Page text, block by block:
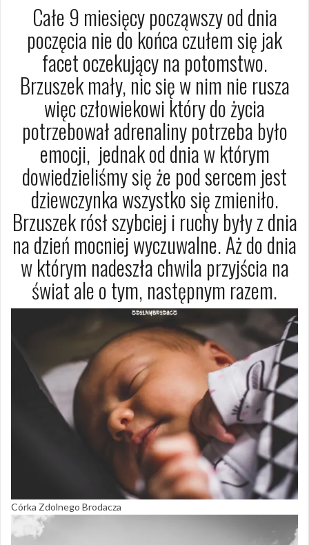
Całe 9 miesięcy począwszy od dnia
poczęcia nie do końca czułem się jak
facet oczekujący na potomstwo.
Brzuszek mały, nic się w nim nie rusza
więc człowiekowi który do życia
potrzebował adrenaliny potrzeba było
emocji, jednak od dnia w którym
dowiedzieliśmy się że pod sercem jest
dziewczynka wszystko się zmieniło.
Brzuszek rósł szybciej i ruchy były z dnia
na dzień mocniej wyczuwalne. Aż do dnia
w którym nadeszła chwila przyjścia na
świat ale o tym, następnym razem.
Córka Zdolnego Brodacza